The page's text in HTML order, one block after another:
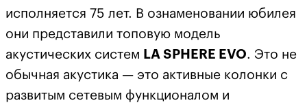
исполняется 75 лет. В ознаменовании юбилея
они представили топовую модель
акустических систем LA SPHERE EVO. Это не
обычная акустика — это активные колонки с
развитым сетевым функционалом и